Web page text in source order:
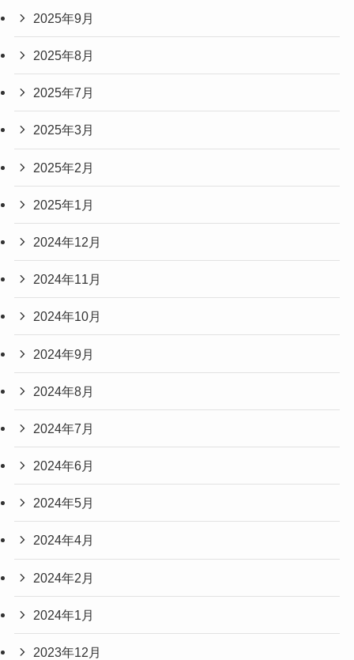
2025年9月
2025年8月
2025年7月
2025年3月
2025年2月
2025年1月
2024年12月
2024年11月
2024年10月
2024年9月
2024年8月
2024年7月
2024年6月
2024年5月
2024年4月
2024年2月
2024年1月
2023年12月